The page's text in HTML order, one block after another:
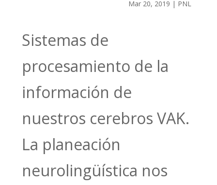
Mar 20, 2019 | PNL
Sistemas de
procesamiento de la
información de
nuestros cerebros VAK.
La planeación
neurolingüística nos